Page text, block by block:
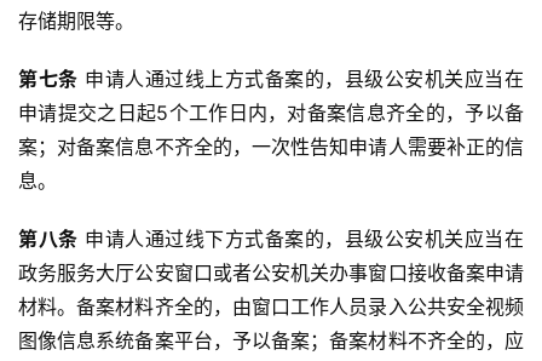
存储期限等。
第七条 申请人通过线上方式备案的，县级公安机关应当在
申请提交之日起5个工作日内，对备案信息齐全的，予以备
案；对备案信息不齐全的，一次性告知申请人需要补正的信
息。
第八条 申请人通过线下方式备案的，县级公安机关应当在
政务服务大厅公安窗口或者公安机关办事窗口接收备案申请
材料。备案材料齐全的，由窗口工作人员录入公共安全视频
图像信息系统备案平台，予以备案；备案材料不齐全的，应